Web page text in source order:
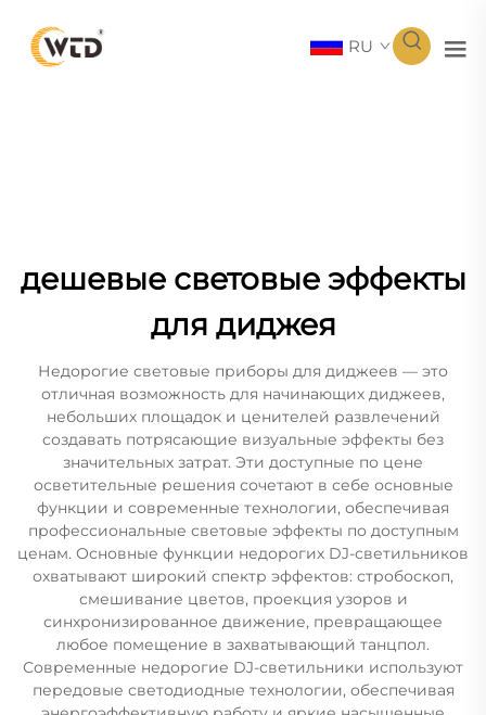
RU
дешевые световые эффекты
для диджея
Недорогие световые приборы для диджеев — это
отличная возможность для начинающих диджеев,
небольших площадок и ценителей развлечений
создавать потрясающие визуальные эффекты без
значительных затрат. Эти доступные по цене
осветительные решения сочетают в себе основные
функции и современные технологии, обеспечивая
профессиональные световые эффекты по доступным
ценам. Основные функции недорогих DJ-светильников
охватывают широкий спектр эффектов: стробоскоп,
смешивание цветов, проекция узоров и
синхронизированное движение, превращающее
любое помещение в захватывающий танцпол.
Современные недорогие DJ-светильники используют
передовые светодиодные технологии, обеспечивая